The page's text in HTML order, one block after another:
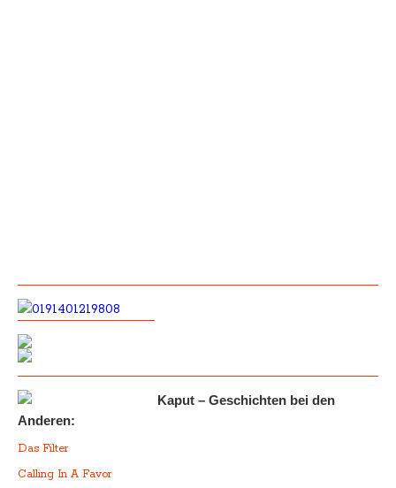
Kaput – Geschichten bei den
Anderen:
Das Filter
Calling In A Favor